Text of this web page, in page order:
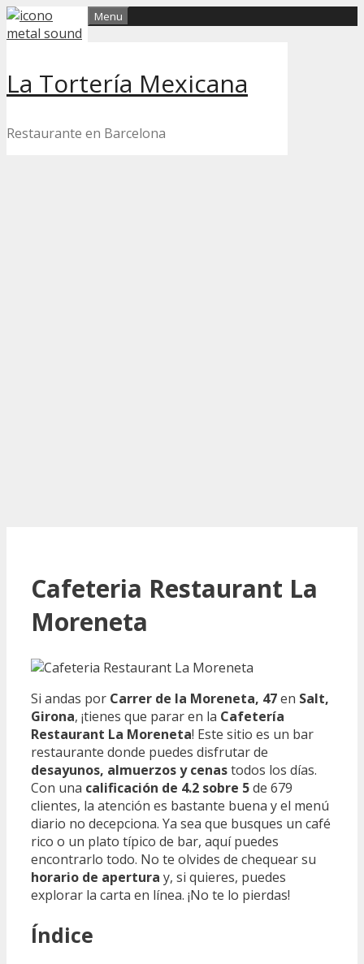
Skip
to
La Tortería Mexicana
Restaurante en Barcelona
Menu
Cafeteria Restaurant La
Moreneta
Si andas por Carrer de la Moreneta, 47en Salt,
Girona, ¡tienes que parar en la Cafetería
Restaurant La Moreneta! Este sitio es un bar
restaurante donde puedes disfrutar de
desayunos, almuerzos y cenastodos los días.
Con una calificación de 4.2 sobre 5de 679
clientes, la atención es bastante buena y el menú
diario no decepciona. Ya sea que busques un café
rico o un plato típico de bar, aquí puedes
encontrarlo todo. No te olvides de chequear su
horario de apertura y, si quieres, puedes
explorar la carta en línea. ¡No te lo pierdas!
Índice